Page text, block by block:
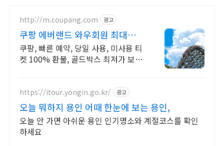
http://m.coupang.com 광고
쿠팡 에버랜드 와우회원 최대
87% 할인
쿠팡, 빠른 예약, 당일 사용, 미사용 티
켓 100% 환불, 골드박스 최저가 보장
팡에서!
https://itour.yongin.go.kr/ 광고
오늘 뭐하지 용인 어때 한눈에 보는 용인,
오늘 안 가면 아쉬운 용인 인기명소와 계절코스를 확인
하세요